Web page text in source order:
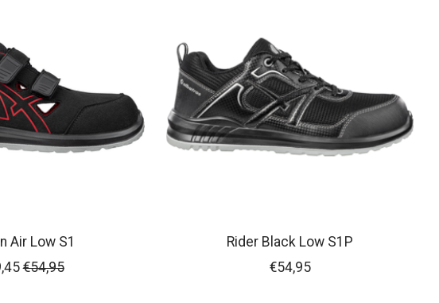
Air Low S1
€54,95
Rider Black Low S1P
€54,95